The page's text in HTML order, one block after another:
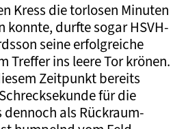
Kress die torlosen Minuten
konnte, durfte sogar HSVH-
seine erfolgreiche
Treffer ins leere Tor krönen.
Zeitpunkt bereits
für die
als Rückraum-